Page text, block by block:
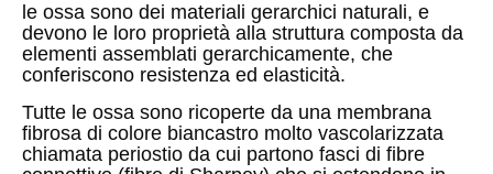
le ossa sono dei materiali gerarchici naturali, e
devono le loro proprietà alla struttura composta da
elementi assemblati gerarchicamente, che
conferiscono resistenza ed elasticità.
Tutte le ossa sono ricoperte da una membrana
fibrosa di colore biancastro molto vascolarizzata
chiamata periostio da cui partono fasci di fibre